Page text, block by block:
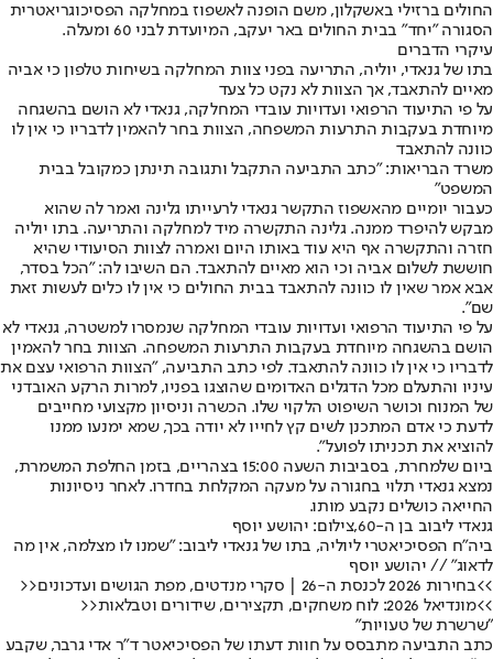
החולים ברזילי באשקלון, משם הופנה לאשפוז במחלקה הפסיכוגריאטרית
הסגורה "יחד" בבית החולים באר יעקב, המיועדת לבני 60 ומעלה.
עיקרי הדברים
בתו של גנאדי, יוליה, התריעה בפני צוות המחלקה בשיחות טלפון כי אביה
מאיים להתאבד, אך הצוות לא נקט כל צעד
על פי התיעוד הרפואי ועדויות עובדי המחלקה, גנאדי לא הושם בהשגחה
מיוחדת בעקבות התרעות המשפחה, הצוות בחר להאמין לדבריו כי אין לו
כוונה להתאבד
משרד הבריאות: "כתב התביעה התקבל ותגובה תינתן כמקובל בבית
המשפט"
כעבור יומיים מהאשפוז התקשר גנאדי לרעייתו גלינה ואמר לה שהוא
מבקש להיפרד ממנה. גלינה התקשרה מיד למחלקה והתריעה. בתו יוליה
חזרה והתקשרה אף היא עוד באותו היום ואמרה לצוות הסיעודי שהיא
חוששת לשלום אביה וכי הוא מאיים להתאבד. הם השיבו לה: "הכל בסדר,
אבא אמר שאין לו כוונה להתאבד בבית החולים כי אין לו כלים לעשות זאת
שם".
על פי התיעוד הרפואי ועדויות עובדי המחלקה שנמסרו למשטרה, גנאדי לא
הושם בהשגחה מיוחדת בעקבות התרעות המשפחה. הצוות בחר להאמין
לדבריו כי אין לו כוונה להתאבד. לפי כתב התביעה, "הצוות הרפואי עצם את
עיניו והתעלם מכל הדגלים האדומים שהוצגו בפניו, למרות הרקע האובדני
של המנוח וכושר השיפוט הלקוי שלו. הכשרה וניסיון מקצועי מחייבים
לדעת כי אדם המתכנן לשים קץ לחייו לא יודה בכך, שמא ימנעו ממנו
להוציא את תכניתו לפועל".
ביום שלמחרת, בסביבות השעה 15:00 בצהריים, בזמן החלפת המשמרת,
נמצא גנאדי תלוי בחגורה על מעקה המקלחת בחדרו. לאחר ניסיונות
החייאה כושלים נקבע מותו.
גנאדי ליבוב בן ה-60,צילום: יהושע יוסף
ביה"ח הפסיכיאטרי ליוליה, בתו של גנאדי ליבוב: "שמנו לו מצלמה, אין מה
לדאוג" // יהושע יוסף
>>בחירות 2026 לכנסת ה-26 | סקרי מנדטים, מפת הגושים ועדכונים<<
>>מונדיאל 2026: לוח משחקים, תקצירים, שידורים וטבלאות<<
"שרשרת של טעויות"
כתב התביעה מתבסס על חוות דעתו של הפסיכיאטר ד"ר אדי גרבר, שקבע